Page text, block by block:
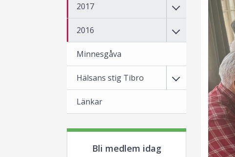
2017
2016
Minnesgåva
Hälsans stig Tibro
Länkar
Bli medlem idag